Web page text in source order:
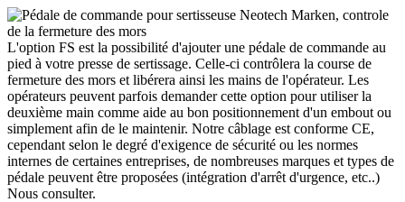
L'option FS est la possibilité d'ajouter une pédale de commande au
pied à votre presse de sertissage. Celle-ci contrôlera la course de
fermeture des mors et libérera ainsi les mains de l'opérateur. Les
opérateurs peuvent parfois demander cette option pour utiliser la
deuxième main comme aide au bon positionnement d'un embout ou
simplement afin de le maintenir. Notre câblage est conforme CE,
cependant selon le degré d'exigence de sécurité ou les normes
internes de certaines entreprises, de nombreuses marques et types de
pédale peuvent être proposées (intégration d'arrêt d'urgence, etc..)
Nous consulter.